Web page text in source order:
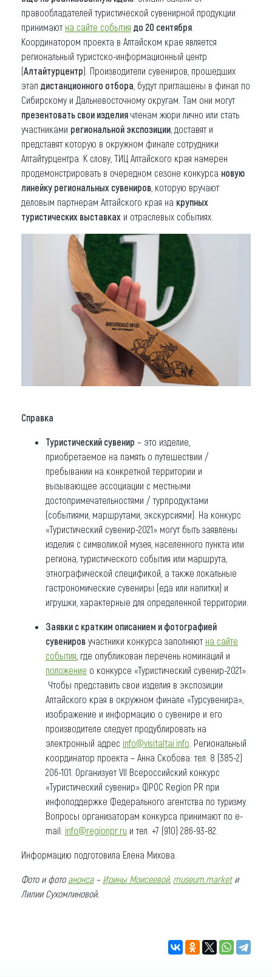
правообладателей туристической сувенирной продукции
принимают на сайте события до 20 сентября
Координатором проекта в Алтайском крае является
региональный туристско-информационный центр
(Алтайтурцентр). Производители сувениров, прошедших
этап дистанционного отбора , будут приглашены в финал по
Сибирскому и Дальневосточному округам. Там они могут
презентовать свои изделия членам жюри лично или стать
участниками региональной экспозиции , доставят и
представят которую в окружном финале сотрудники
Алтайтурцентра. К слову, ТИЦ Алтайского края намерен
продемонстрировать в очередном сезоне конкурса новую
линейку региональных сувениров , которую вручают
деловым партнерам Алтайского края на крупных
туристических выставках и отраслевых событиях.
Справка
Туристический сувенир – это изделие,
приобретаемое на память о путешествии /
пребывании на конкретной территории и
вызывающее ассоциации с местными
достопримечательностями / турпродуктами
(событиями, маршрутами, экскурсиями). На конкурс
«Туристический сувенир-2021» могут быть заявлены
изделия с символикой музея, населенного пункта или
региона, туристического события или маршрута,
этнографической спецификой, а также локальные
гастрономические сувениры (еда или напитки) и
игрушки, характерные для определенной территории.
Заявки с кратким описанием и фотографией
сувениров участники конкурса заполняют на сайте
события , где опубликован перечень номинаций и
положение о конкурсе «Туристический сувенир-2021».
Чтобы представить свои изделия в экспозиции
Алтайского края в окружном финале «Турсувенира»,
изображение и информацию о сувенире и его
производителе следует продублировать на
электронный адрес info@visitaltai.info . Региональный
координатор проекта – Анна Скобова: тел. 8 (385-2)
206-101. Организует VII Всероссийский конкурс
«Туристический сувенир» ФРОС Region PR при
инфоподдержке Федерального агентства по туризму.
Вопросы организаторам конкурса принимают по e-
mail: info@regionpr.ru и тел. +7 (910) 286-93-82.
Информацию подготовила Елена Михова.
Фото и фото анонса– Ирины Моисеевой, museum.market и
Лилии Сухомлиновой.